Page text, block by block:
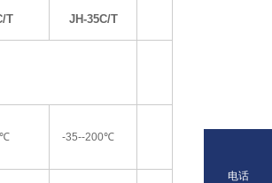
T JH-35C/T
℃ -35--200℃
电话